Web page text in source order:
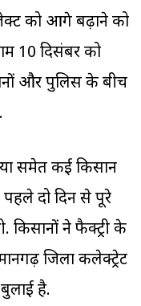
को आगे बढ़ाने को
10 दिसंबर को
और पुलिस के बीच
समेत कई किसान
दो दिन से पूरे
किसानों ने फैक्ट्री के
जिला कलेक्ट्रेट
है.